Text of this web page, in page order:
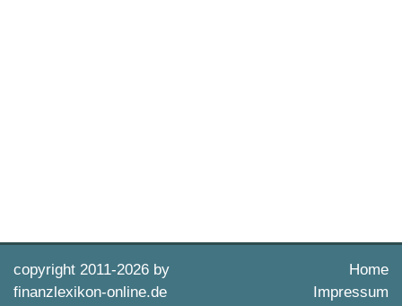
copyright 2011-2026 by
finanzlexikon-online.de
Home
Impressum